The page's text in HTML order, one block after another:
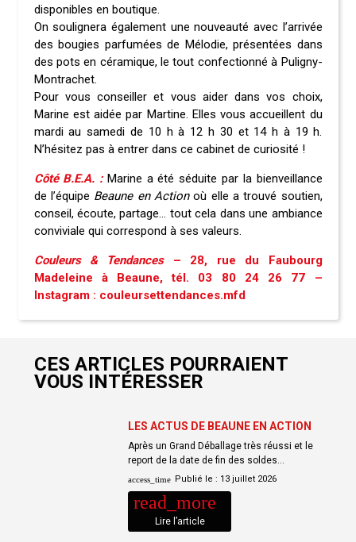
disponibles en boutique.
On soulignera également une nouveauté avec l’arrivée
des bougies parfumées de Mélodie, présentées dans
des pots en céramique, le tout confectionné à Puligny-
Montrachet.
Pour vous conseiller et vous aider dans vos choix,
Marine est aidée par Martine. Elles vous accueillent du
mardi au samedi de 10 h à 12 h 30 et 14 h à 19 h.
N’hésitez pas à entrer dans ce cabinet de curiosité !
Côté B.E.A. : Marine a été séduite par la bienveillance
de l’équipe Beaune en Actionoù elle a trouvé soutien,
conseil, écoute, partage… tout cela dans une ambiance
conviviale qui correspond à ses valeurs.
Couleurs & Tendances– 28, rue du Faubourg
Madeleine à Beaune, tél. 03 80 24 26 77 –
Instagram : couleursettendances.mfd
CES ARTICLES POURRAIENT
VOUS INTÉRESSER
LES ACTUS DE BEAUNE EN ACTION
Après un Grand Déballage très réussi et le
report de la date de fin des soldes…
access_time Publié le : 13 juillet 2026
read_more
Lire l’article